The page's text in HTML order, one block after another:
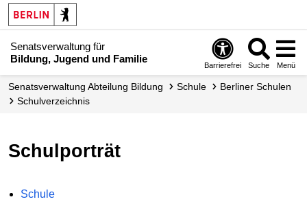
Senatsverwaltung für
Bildung, Jugend und Familie
Barrierefrei Suche Menü
Senats­verwaltung Abteilung Bildung Schule
Berliner Schulen
Schul­verzeichnis
Schulporträt
Schule